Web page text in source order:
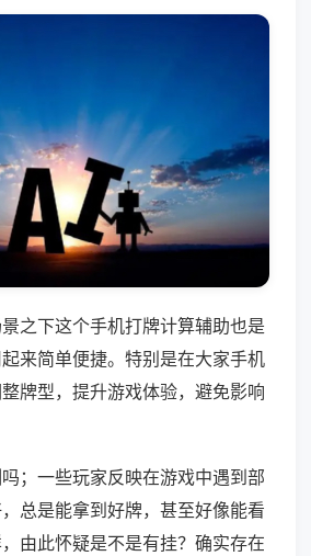
之下这个手机打牌计算辅助也是
来简单便捷。特别是在大家手机
牌型，提升游戏体验，避免影响
；一些玩家反映在游戏中遇到部
总是能拿到好牌，甚至好像能看
由此怀疑是不是有挂？确实存在